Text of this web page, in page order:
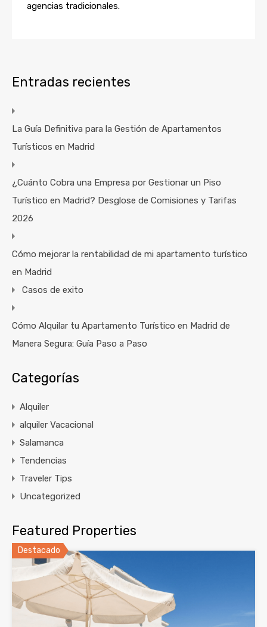
agencias tradicionales.
Entradas recientes
La Guía Definitiva para la Gestión de Apartamentos
Turísticos en Madrid
¿Cuánto Cobra una Empresa por Gestionar un Piso
Turístico en Madrid? Desglose de Comisiones y Tarifas
2026
Cómo mejorar la rentabilidad de mi apartamento turístico
en Madrid
Casos de exito
Cómo Alquilar tu Apartamento Turístico en Madrid de
Manera Segura: Guía Paso a Paso
Categorías
Alquiler
alquiler Vacacional
Salamanca
Tendencias
Traveler Tips
Uncategorized
Featured Properties
Destacado